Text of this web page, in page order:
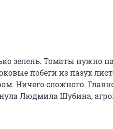
зелень. Томаты нужно
побеги из пазух
Ничего сложного.
Людмила Шубина,